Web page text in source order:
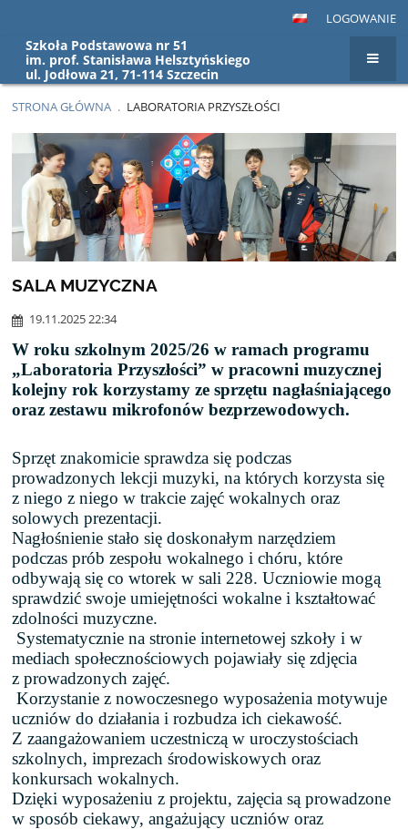
LOGOWANIE
Szkoła Podstawowa nr 51
im. prof. Stanisława Helsztyńskiego
ul. Jodłowa 21, 71-114 Szczecin
STRONA GŁÓWNA . LABORATORIA PRZYSZŁOŚCI
Laboratoria
przyszłości
SALA MUZYCZNA
19.11.2025 22:34
W roku szkolnym 2025/26 w ramach programu
„Laboratoria Przyszłości” w pracowni muzycznej
kolejny rok korzystamy ze sprzętu nagłaśniającego
oraz zestawu mikrofonów bezprzewodowych.
Sprzęt znakomicie sprawdza się podczas
prowadzonych lekcji muzyki, na których korzysta się
z niego z niego w trakcie zajęć wokalnych oraz
solowych prezentacji.
Nagłośnienie stało się doskonałym narzędziem
podczas prób zespołu wokalnego i chóru, które
odbywają się co wtorek w sali 228. Uczniowie mogą
sprawdzić swoje umiejętności wokalne i kształtować
zdolności muzyczne.
Systematycznie na stronie internetowej szkoły i w
mediach społecznościowych pojawiały się zdjęcia
z prowadzonych zajęć.
Korzystanie z nowoczesnego wyposażenia motywuje
uczniów do działania i rozbudza ich ciekawość.
Z zaangażowaniem uczestniczą w uroczystościach
szkolnych, imprezach środowiskowych oraz
konkursach wokalnych.
Dzięki wyposażeniu z projektu, zajęcia są prowadzone
w sposób ciekawy, angażujący uczniów oraz